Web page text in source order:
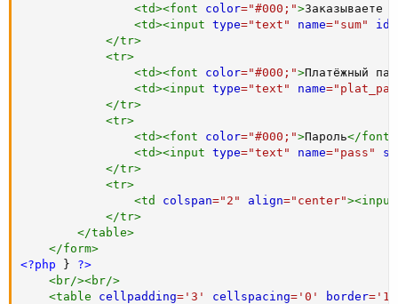
<td><font color="#000; ">Заказываете
<td><input type="text " name=" sum" id
</tr>
<tr>
<td><font color="#000; ">Платёжный
<td><input type="text " name="
</tr>
<tr>
<td><font color="#000; ">Пароль</font
<td><input type="text " name=" pass "
</tr>
<tr>
<td colspan=" 2 " align=" center"><input
</tr>
</table>
</form>
<?php
}
?>
<br/><br/>
<table cellpadding= ' 3 ' cellspacing= ' 0 ' border= ' 1